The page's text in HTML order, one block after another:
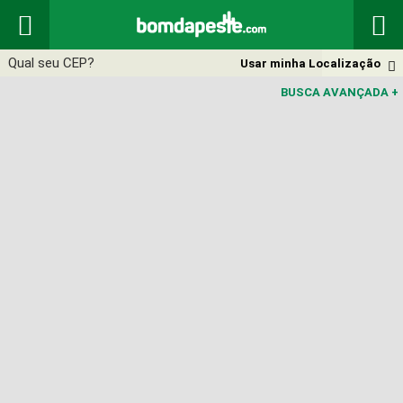
 

Usar minha Localização
BUSCA AVANÇADA +